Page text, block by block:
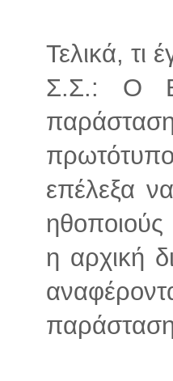
Τελικά, τι
Σ.Σ.: Ο Β
επέλεξα
ηθοποιούς
η αρχική